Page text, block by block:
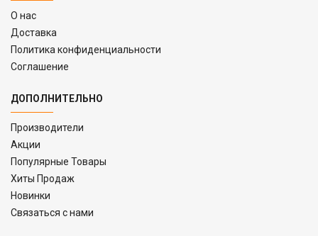
O нас
Доставка
Политика конфиденциальности
Соглашение
ДОПОЛНИТЕЛЬНО
Производители
Акции
Популярные Товары
Хиты Продаж
Новинки
Связаться с нами